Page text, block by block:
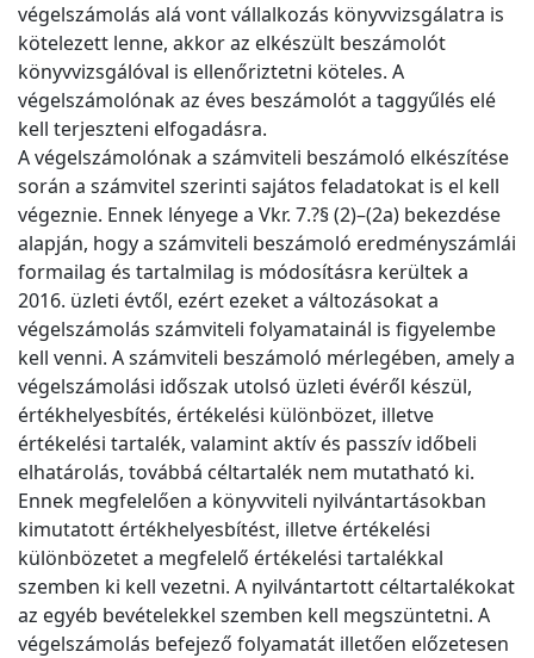
végelszámolás alá vont vállalkozás könyvvizsgálatra is
kötelezett lenne, akkor az elkészült beszámolót
könyvvizsgálóval is ellenőriztetni köteles. A
végelszámolónak az éves beszámolót a taggyűlés elé
kell terjeszteni elfogadásra.
A végelszámolónak a számviteli beszámoló elkészítése
során a számvitel szerinti sajátos feladatokat is el kell
végeznie. Ennek lényege a Vkr. 7.?§ (2)–(2a) bekezdése
alapján, hogy a számviteli beszámoló eredményszámlái
formailag és tartalmilag is módosításra kerültek a
2016. üzleti évtől, ezért ezeket a változásokat a
végelszámolás számviteli folyamatainál is figyelembe
kell venni. A számviteli beszámoló mérlegében, amely a
végelszámolási időszak utolsó üzleti évéről készül,
értékhelyesbítés, értékelési különbözet, illetve
értékelési tartalék, valamint aktív és passzív időbeli
elhatárolás, továbbá céltartalék nem mutatható ki.
Ennek megfelelően a könyvviteli nyilvántartásokban
kimutatott értékhelyesbítést, illetve értékelési
különbözetet a megfelelő értékelési tartalékkal
szemben ki kell vezetni. A nyilvántartott céltartalékokat
az egyéb bevételekkel szemben kell megszüntetni. A
végelszámolás befejező folyamatát illetően előzetesen